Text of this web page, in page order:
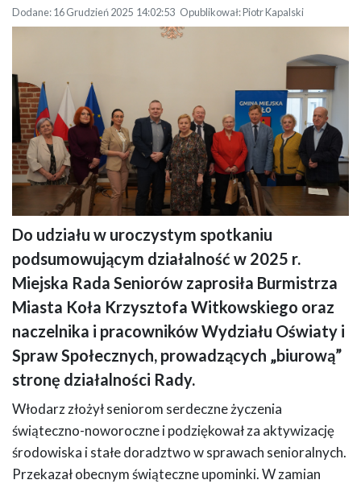
Dodane: 16 Grudzień 2025 14:02:53 Opublikował: Piotr Kapalski
Zdjęcie przedstawia grupę osób pozujących do wspólnej fotografii w sali
urzędowej. Stoją przed flagami Polski i Unii Europejskiej oraz banerem
Gmina Miejska Koło, co sugeruje oficjalne spotkanie. Uczestnicy są ubrani
elegancko.
Do udziału w uroczystym spotkaniu
podsumowującym działalność w 2025 r.
Miejska Rada Seniorów zaprosiła Burmistrza
Miasta Koła Krzysztofa Witkowskiego oraz
naczelnika i pracowników Wydziału Oświaty i
Spraw Społecznych, prowadzących „biurową”
stronę działalności Rady.
Włodarz złożył seniorom serdeczne życzenia
świąteczno-noworoczne i podziękował za aktywizację
środowiska i stałe doradztwo w sprawach senioralnych.
Przekazał obecnym świąteczne upominki. W zamian